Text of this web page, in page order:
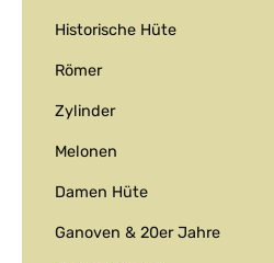
Historische Hüte
Römer
Zylinder
Melonen
Damen Hüte
Ganoven & 20er Jahre